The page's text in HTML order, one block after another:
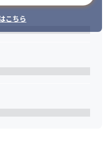
模なサービスを開発・運用
の高負荷対策やパフォーマ
スの「技術的な挑戦」に日々
値提供を感じられる環境で
ます。技術的な知見に基づい
をサービスのロードマップや
最も適した技術スタックで
こちら